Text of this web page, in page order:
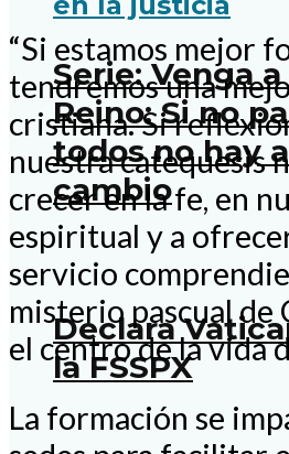
Serie: Venga
Reino: Si no
todos no hay
cambio
Declara
la FSSPX
“Si estamos mejor
tendremos una
cristiana. Si
nuestra catequesis
crecer en la fe, en
espiritual y a
servicio
misterio pascual de
el centro de la vida
La formación se